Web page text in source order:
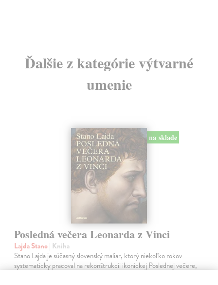
Ďalšie z kategórie výtvarné
umenie
na sklade
Posledná večera Leonarda z Vinci
Lajda Stano| Kniha
Stano Lajda je súčasný slovenský maliar, ktorý niekoľko rokov
systematicky pracoval na rekonštrukcii ikonickej Poslednej večere,